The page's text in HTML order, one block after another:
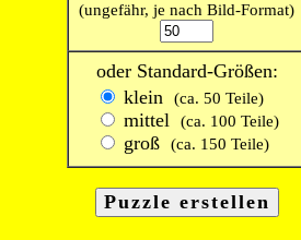
(ungefähr, je nach Bild-Format)
oder Standard-Größen:
klein
(ca. 50 Teile)
mittel (ca. 100 Teile)
groß (ca. 150 Teile)